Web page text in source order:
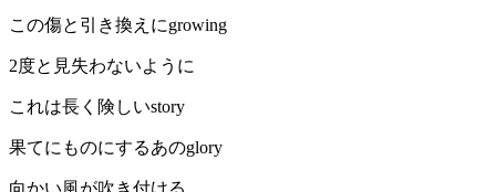
この傷と引き換えにgrowing
2度と見失わないように
これは長く険しいstory
果てにものにするあのglory